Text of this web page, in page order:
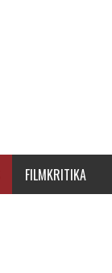
FILMKRITIKA